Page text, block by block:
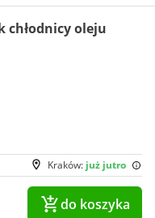
chłodnicy oleju
Kraków: już jutro
do koszyka